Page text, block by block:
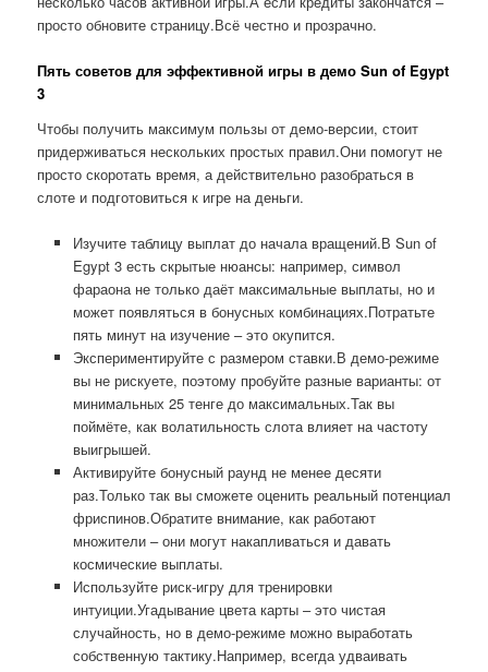
просто обновите страницу.Всё честно и прозрачно.
Пять советов для эффективной игры в демо Sun of Egypt
3
Чтобы получить максимум пользы от демо-версии, стоит
придерживаться нескольких простых правил.Они помогут не
просто скоротать время, а действительно разобраться в
слоте и подготовиться к игре на деньги.
Изучите таблицу выплат до начала вращений.В Sun of
Egypt 3 есть скрытые нюансы: например, символ
фараона не только даёт максимальные выплаты, но и
может появляться в бонусных комбинациях.Потратьте
пять минут на изучение – это окупится.
Экспериментируйте с размером ставки.В демо-режиме
вы не рискуете, поэтому пробуйте разные варианты: от
минимальных 25 тенге до максимальных.Так вы
поймёте, как волатильность слота влияет на частоту
выигрышей.
Активируйте бонусный раунд не менее десяти
раз.Только так вы сможете оценить реальный потенциал
фриспинов.Обратите внимание, как работают
множители – они могут накапливаться и давать
космические выплаты.
Используйте риск-игру для тренировки
интуиции.Угадывание цвета карты – это чистая
случайность, но в демо-режиме можно выработать
собственную тактику.Например, всегда удваивать